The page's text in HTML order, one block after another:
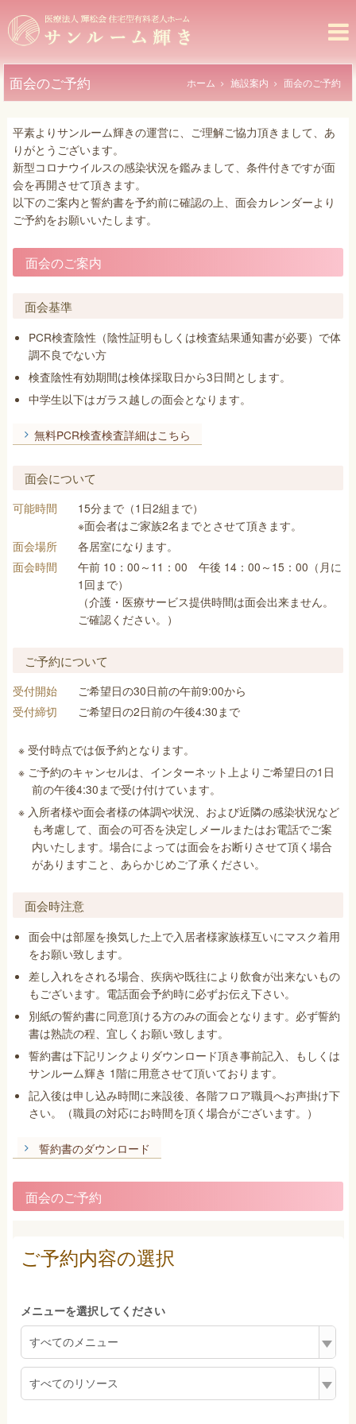
ン
テ
ン
ツ
ル
ー
輝
–
医
法
会
介
護
ム
–
福
岡
面会のご予約 ホーム 施設案内 面会のご予約
平素よりサンルーム輝きの運営に、ご理解ご協力頂きまして、あ
りがとうございます。
新型コロナウイルスの感染状況を鑑みまして、条件付きですが面
会を再開させて頂きます。
以下のご案内と誓約書を予約前に確認の上、面会カレンダーより
ご予約をお願いいたします。
面会のご案内
面会基準
PCR検査陰性（陰性証明もしくは検査結果通知書が必要）で体
調不良でない方
検査陰性有効期間は検体採取日から3日間とします。
中学生以下はガラス越しの面会となります。
無料PCR検査検査詳細はこちら
面会について
可能時間
15分まで（1日2組まで）
※面会者はご家族2名までとさせて頂きます。
面会場所
各居室になります。
面会時間
午前 10：00～11：00 午後 14：00～15：00（月に
1回まで）
（介護・医療サービス提供時間は面会出来ません。
ご確認ください。）
ご予約について
受付開始
ご希望日の30日前の午前9:00から
受付締切
ご希望日の2日前の午後4:30まで
※ 受付時点では仮予約となります。
※ ご予約のキャンセルは、インターネット上よりご希望日の1日
前の午後4:30まで受け付けています。
※ 入所者様や面会者様の体調や状況、および近隣の感染状況など
も考慮して、面会の可否を決定しメールまたはお電話でご案
内いたします。場合によっては面会をお断りさせて頂く場合
がありますこと、あらかじめご了承ください。
面会時注意
面会中は部屋を換気した上で入居者様家族様互いにマスク着用
をお願い致します。
差し入れをされる場合、疾病や既往により飲食が出来ないもの
もございます。電話面会予約時に必ずお伝え下さい。
別紙の誓約書に同意頂ける方のみの面会となります。必ず誓約
書は熟読の程、宜しくお願い致します。
誓約書は下記リンクよりダウンロード頂き事前記入、もしくは
サンルーム輝き 1階に用意させて頂いております。
記入後は申し込み時間に来設後、各階フロア職員へお声掛け下
さい。（職員の対応にお時間を頂く場合がございます。）
誓約書のダウンロード
面会のご予約